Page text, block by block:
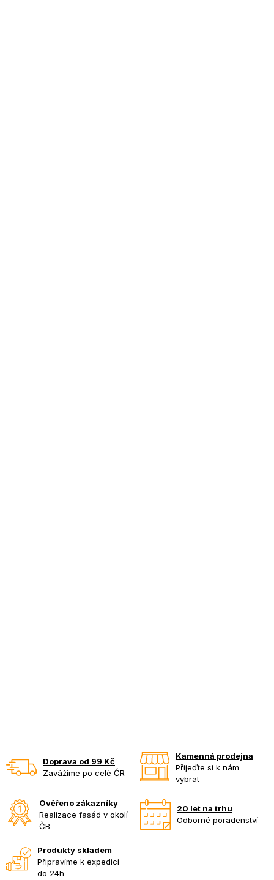
Doprava od 99 Kč
Zavážíme po celé ČR
Kamenná prodejna
Přijeďte si k nám
vybrat
Ověřeno zákazníky
Realizace fasád v okolí
ČB
20 let na trhu
Odborné poradenství
Produkty skladem
Připravíme k expedici
do 24h